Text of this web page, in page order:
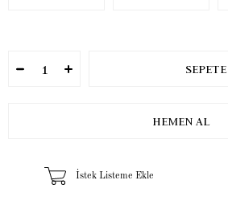
İstek Listeme Ekle